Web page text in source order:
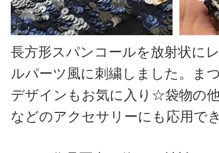
長方形スパンコールを放射状に
ルパーツ風に刺繍しました。ま
デザインもお気に入り☆袋物の
などのアクセサリーにも応用で